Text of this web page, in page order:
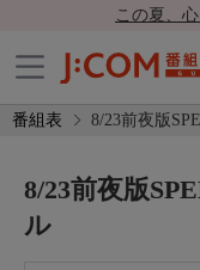
この夏、
番組表 8/23前夜版
8/23前夜版
ル